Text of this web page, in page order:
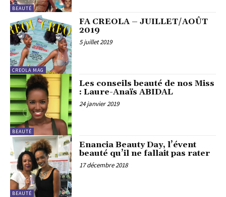
BEAUTÉ
CREOLA MAG
FA CREOLA – JUILLET/AOÛT
2019
5 juillet 2019
BEAUTÉ
Les conseils beauté de nos Miss
: Laure-Anaïs ABIDAL
24 janvier 2019
BEAUTÉ
Enancia Beauty Day, l’évent
beauté qu’il ne fallait pas rater
17 décembre 2018